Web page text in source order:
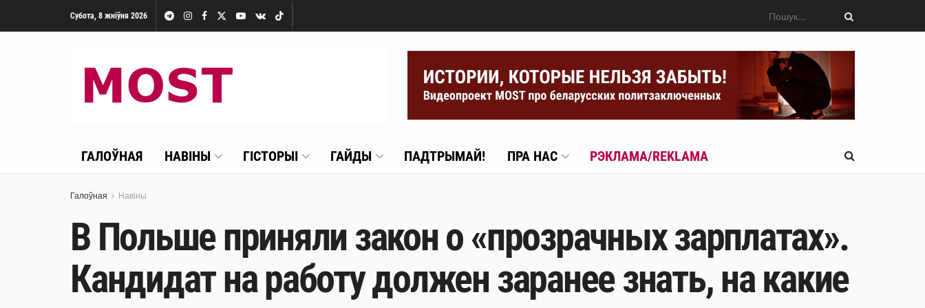
Субота, 8 жніўня 2026
ГАЛОЎНАЯ НАВІНЫ ГІСТОРЫІ ГАЙДЫ ПАДТРЫМАЙ! ПРА НАС РЭКЛАМА/REKLAMA
Галоўная Навіны
В Польше приняли закон о «прозрачных зарплатах».
Кандидат на работу должен заранее знать, на какие